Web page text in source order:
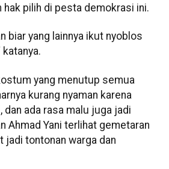
hak pilih di pesta demokrasi ini.
biar yang lainnya ikut nyoblos
katanya.
yang menutup semua
kurang nyaman karena
dan ada rasa malu juga jadi
Ahmad Yani terlihat gemetaran
jadi tontonan warga dan